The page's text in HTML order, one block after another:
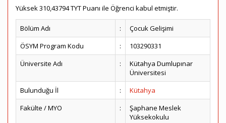
Yüksek 310,43794 TYT Puanı ile Öğrenci kabul etmiştir.
Bölüm Adı :
Çocuk Gelişimi
ÖSYM Program Kodu
:
103290331
Üniversite Adı
:
Kütahya Dumlupınar
Üniversitesi
Bulunduğu İl
:
Kütahya
Fakülte / MYO
:
Şaphane Meslek
Yüksekokulu